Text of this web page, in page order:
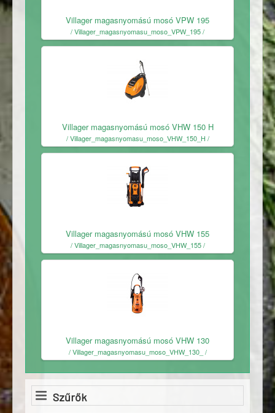
Villager magasnyomású mosó VPW 195
/ Villager_magasnyomasu_moso_VPW_195 /
Villager magasnyomású mosó VHW 150 H
/ Villager_magasnyomasu_moso_VHW_150_H /
Villager magasnyomású mosó VHW 155
/ Villager_magasnyomasu_moso_VHW_155 /
Villager magasnyomású mosó VHW 130
/ Villager_magasnyomasu_moso_VHW_130_ /
Szűrők